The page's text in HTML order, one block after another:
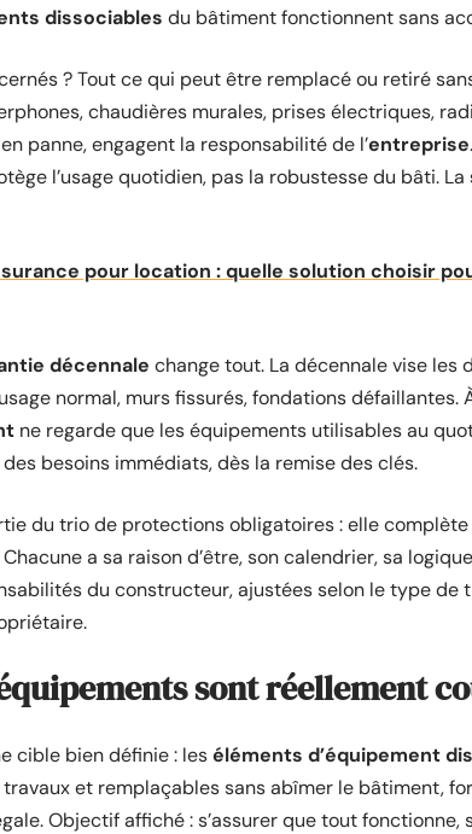
dissociables du bâtiment fonctionnent sans
? Tout ce qui peut être remplacé ou retiré
chaudières murales, prises électriques,
panne, engagent la responsabilité de l’entreprise
l’usage quotidien, pas la robustesse du bâti. La
pour location : quelle solution choisir
décennale change tout. La décennale vise les
normal, murs fissurés, fondations défaillantes.
ne regarde que les équipements utilisables au
besoins immédiats, dès la remise des clés.
du trio de protections obligatoires : elle
a sa raison d’être, son calendrier, sa
du constructeur, ajustées selon le type de
sont réellement
cible bien définie : leséléments d’équipement
et remplaçables sans abîmer le bâtiment,
Objectif affiché : s’assurer que tout fonctionne,